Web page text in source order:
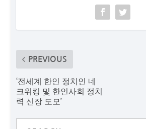
PREVIOUS
‘전세계 한인 정치인 네
크위킹 및 한인사회 정치
력 신장 도모’